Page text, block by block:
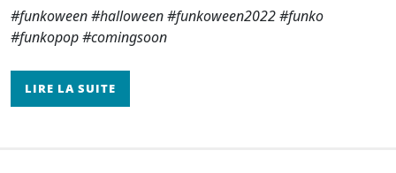
#funkoween #halloween #funkoween2022 #funko
#funkopop #comingsoon
LIRE LA SUITE